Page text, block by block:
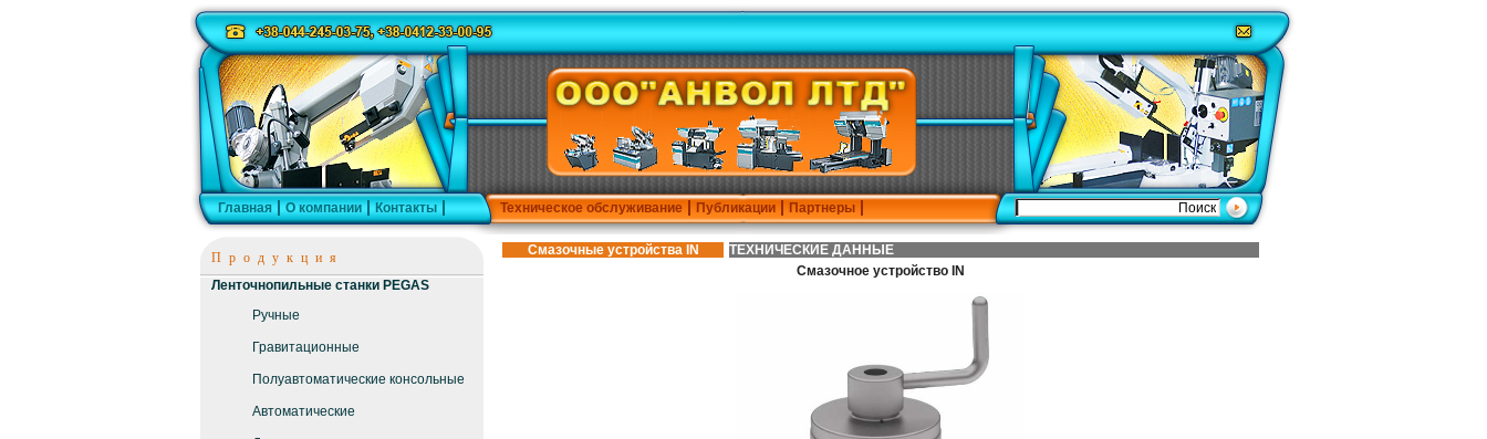
Главная О компании Контакты Техническое обслуживание Публикации Партнеры
Продукция
Ленточнопильные станки PEGAS
Ручные
Гравитационные
Полуавтоматические консольные
Автоматические
Смазочные устройства IN
ТЕХНИЧЕСКИЕ ДАННЫЕ
Смазочное устройство IN